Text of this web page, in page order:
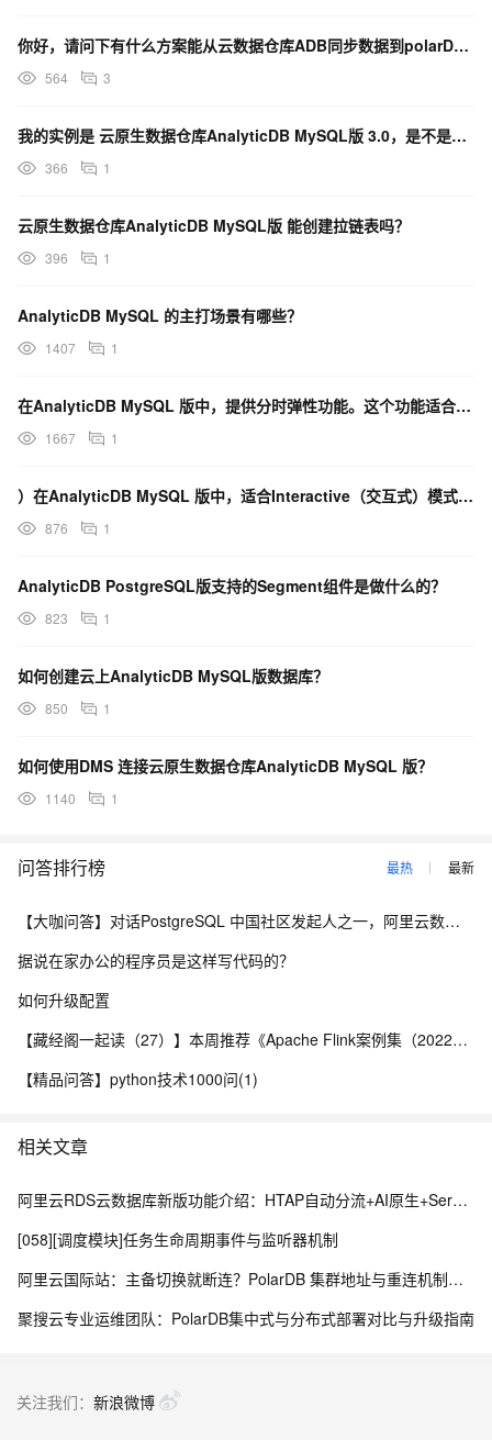
你好，请问下有什么方案能从云数据仓库ADB同步数据到polarDB mysql吗？
564 3
我的实例是 云原生数据仓库AnalyticDB MySQL版 3.0，是不是源库 不支持这个类型
366 1
云原生数据仓库AnalyticDB MySQL版 能创建拉链表吗？
396 1
AnalyticDB MySQL 的主打场景有哪些？
1407 1
在AnalyticDB MySQL 版中，提供分时弹性功能。这个功能适合解决的问题是什么？
1667 1
）在AnalyticDB MySQL 版中，适合Interactive（交互式）模式场景包括哪些？
876 1
AnalyticDB PostgreSQL版支持的Segment组件是做什么的？
823 1
如何创建云上AnalyticDB MySQL版数据库？
850 1
如何使用DMS 连接云原生数据仓库AnalyticDB MySQL 版？
1140 1
问答排行榜 最热 最新
【大咖问答】对话PostgreSQL 中国社区发起人之一，阿里云数据库高级专家 德哥
据说在家办公的程序员是这样写代码的？
如何升级配置
【藏经阁一起读（27）】本周推荐《Apache Flink案例集（2022版）》，你有哪些心得？
【精品问答】python技术1000问(1)
相关文章
阿里云RDS云数据库新版功能介绍：HTAP自动分流+AI原生+Serverless弹性的云数据库新范式
[058][调度模块]任务生命周期事件与监听器机制
阿里云国际站：主备切换就断连？PolarDB 集群地址与重连机制这样排查
聚搜云专业运维团队：PolarDB集中式与分布式部署对比与升级指南
关注我们： 新浪微博